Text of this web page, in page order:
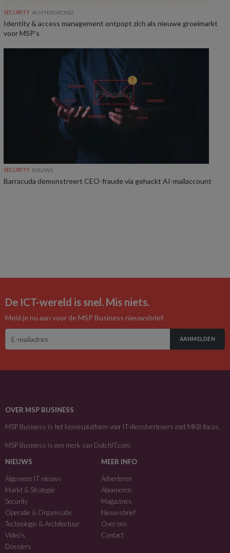
SECURITY ACHTERGROND
Identity & access management ontpopt zich als nieuwe groeimarkt
voor MSP’s
SECURITY NIEUWS
Barracuda demonstreert CEO-fraude via gehackt AI-mailaccount
De ICT-wereld is snel. Mis niets.
Meld je nu aan voor de MSP Business nieuwsbrief.
AANMELDEN
OVER MSP BUSINESS
MSP Business is het kennisplatform voor IT-dienstverleners met MKB-focus.
MSP Business is een merk van DutchIT.com
NIEUWS
Algemeen IT nieuws
Markt & Strategie
Security
Operatie & Organisatie
Technologie & Architectuur
Video’s
Dossiers
MEER INFO
Adverteren
Abonneren
Magazines
Nieuwsbrief
Over ons
Contact